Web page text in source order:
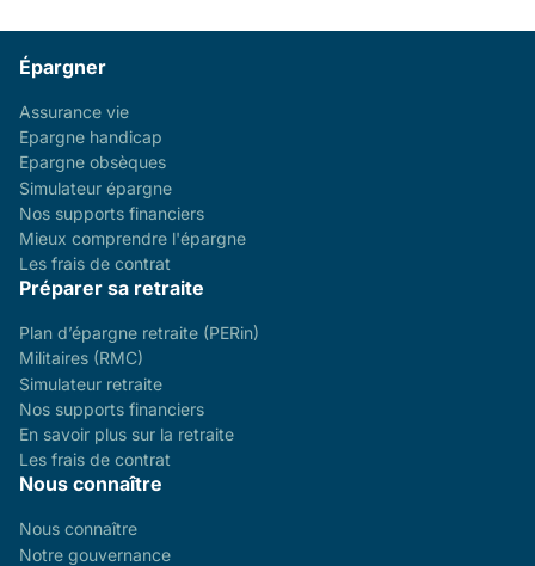
Épargner
Assurance vie
Epargne handicap
Epargne obsèques
Simulateur épargne
Nos supports financiers
Mieux comprendre l'épargne
Les frais de contrat
Préparer sa retraite
Plan d’épargne retraite (PERin)
Militaires (RMC)
Simulateur retraite
Nos supports financiers
En savoir plus sur la retraite
Les frais de contrat
Nous connaître
Nous connaître
Notre gouvernance